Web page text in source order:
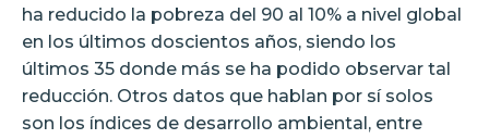
ha reducido la pobreza del 90 al 10% a nivel global
en los últimos doscientos años, siendo los
últimos 35 donde más se ha podido observar tal
reducción. Otros datos que hablan por sí solos
son los índices de desarrollo ambiental, entre